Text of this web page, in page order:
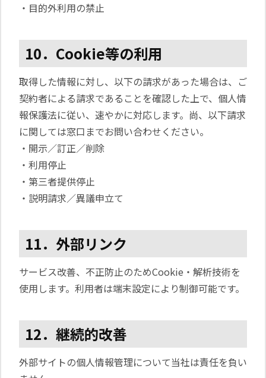
・目的外利用の禁止
10．Cookie等の利用
取得した情報に対し、以下の請求があった場合は、ご
契約者による請求であることを確認した上で、個人情
報保護法に従い、速やかに対応します。尚、以下請求
に関しては窓口までお問い合わせください。
・開示／訂正／削除
・利用停止
・第三者提供停止
・説明請求／異議申立て
11．外部リンク
サービス改善、不正防止のためCookie・解析技術を
使用します。利用者は端末設定により制御可能です。
12．継続的改善
外部サイトの個人情報管理について当社は責任を負い